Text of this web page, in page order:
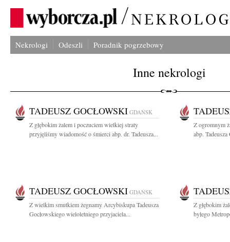
Nekrologi Odeszli Poradnik pogrzebowy
Inne nekrologi
TADEUSZ GOCŁOWSKI GDAŃSK
Z głębokim żalem i poczuciem wielkiej straty
przyjęliśmy wiadomość o śmierci abp. dr. Tadeusza...
Z ogromnym
abp.
TADEUSZ GOCŁOWSKI GDAŃSK
Z wielkim smutkiem żegnamy Arcybiskupa Tadeusza
Gocłowskiego wieloletniego przyjaciela...
Z głębokim
byłego